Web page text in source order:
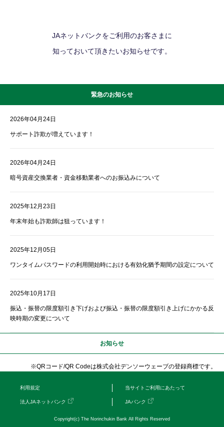
JAネットバンクをご利用のお客さまに
知っておいて頂きたいお知らせです。
緊急のお知らせ
2026年04月24日
サポート詐欺が増えています！
2026年04月24日
暗号資産交換業者・資金移動業者へのお振込みについて
2025年12月23日
年末年始も詐欺師は狙っています！
2025年12月05日
ワンタイムパスワードの利用開始時における有効化猶予期間の設定について
2025年10月17日
振込・振替の限度額引き下げおよび振込・振替の限度額引き上げにかかる反
映時期の変更について
お知らせ
※QRコード/QR Codeは株式会社デンソーウェーブの登録商標です。
利用規定 当サイトご利用にあたって
法人JAネットバンク JAバンク
Copyright(c) The Norinchukin Bank All Rights Reserved